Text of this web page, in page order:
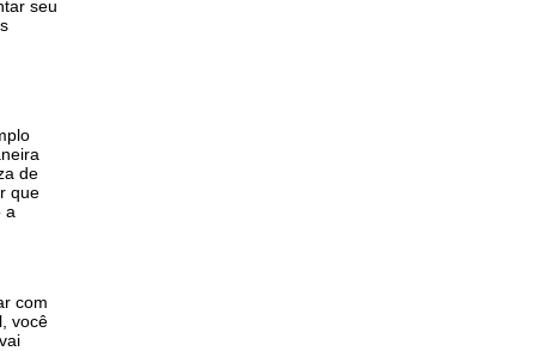
seu
de
que
a
com
você